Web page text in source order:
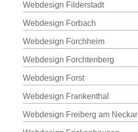
Webdesign Filderstadt
Webdesign Forbach
Webdesign Forchheim
Webdesign Forchtenberg
Webdesign Forst
Webdesign Frankenthal
Webdesign Freiberg am Neckar